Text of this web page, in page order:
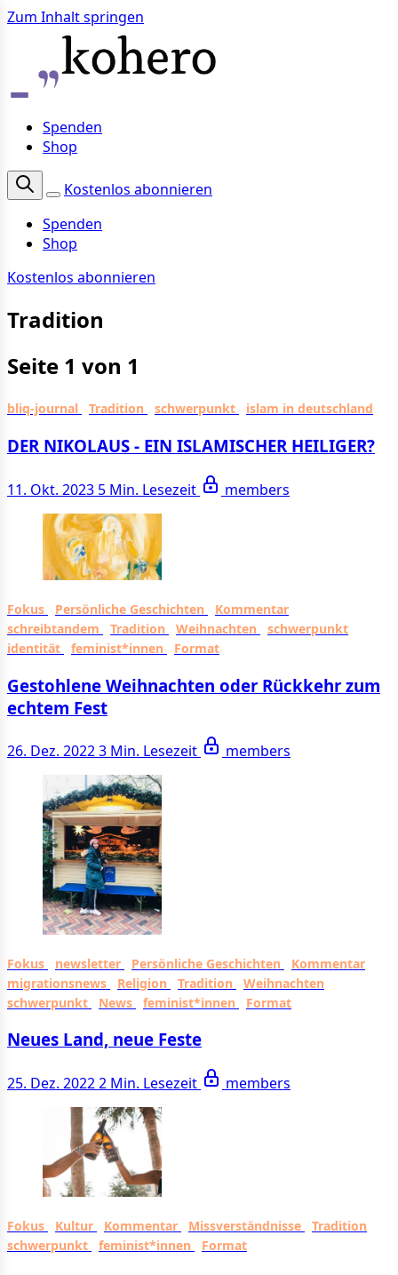
Zum Inhalt springen
Spenden
Shop
Kostenlos abonnieren
Spenden
Shop
Kostenlos abonnieren
Tradition
Seite 1 von 1
bliq-journal Tradition schwerpunkt islam in deutschland
DER NIKOLAUS - EIN ISLAMI­SCHER HEI­LIGER?
11. Okt. 2023 5 Min. Lesezeit members
Fokus Persönliche Geschichten
Kommentar
schreibtandem
Tradition Weihnachten
schwerpunkt
identität
feminist*innen Format
Gestohlene Weihnachten oder Rückkehr zum
echtem Fest
26. Dez. 20223 Min. Lesezeit members
Fokus newsletter Persönliche Geschichten
Kommentar
migrationsnews
Religion Tradition
Weihnachten
schwerpunkt
News feminist*innen Format
Neues Land, neue Feste
25. Dez. 20222 Min. Lesezeit members
Fokus Kultur Kommentar Missverständnisse
Tradition
schwerpunkt
feminist*innen Format